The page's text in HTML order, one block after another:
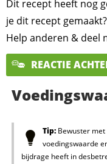
Dit recept heeft nog
je dit recept gemaakt?
Help anderen & deel
REACTIE
Tip:Bewuster met
voedingswaarde
bijdrage heeft in